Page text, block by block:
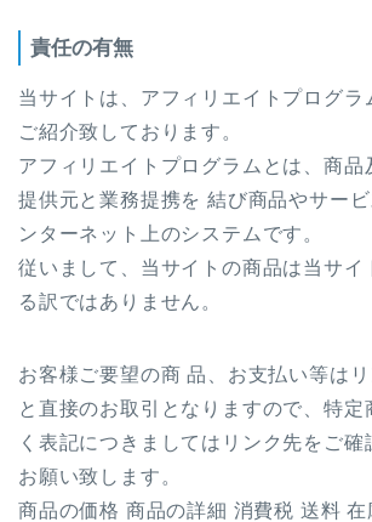
責任の有無
当サイトは、アフィリエイトプログラ
ご紹介致しております。
アフィリエイトプログラムとは、商品
提供元と業務提携を 結び商品やサー
ンターネット上のシステムです。
従いまして、当サイトの商品は当サイ
る訳ではありません。
お客様ご要望の商 品、お支払い等は
と直接のお取引となりますので、特定
く表記につきましてはリンク先をご確
お願い致します。
商品の価格 商品の詳細 消費税 送料